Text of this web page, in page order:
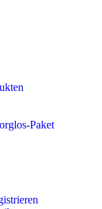
Paket